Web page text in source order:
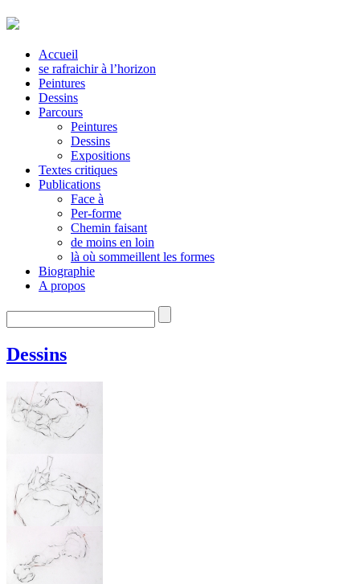
Accueil
se rafraichir à l’horizon
Peintures
Dessins
Parcours
Peintures
Dessins
Expositions
Textes critiques
Publications
Face à
Per-forme
Chemin faisant
de moins en loin
là où sommeillent les formes
Biographie
A propos
Dessins